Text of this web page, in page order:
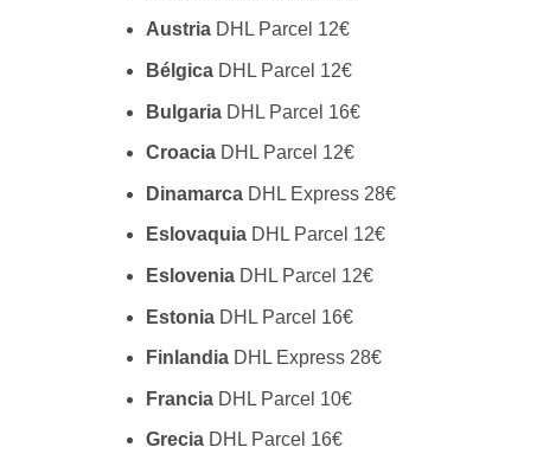
AustriaDHL Parcel 12€
BélgicaDHL Parcel 12€
BulgariaDHL Parcel 16€
CroaciaDHL Parcel 12€
DinamarcaDHL Express 28€
EslovaquiaDHL Parcel 12€
EsloveniaDHL Parcel 12€
EstoniaDHL Parcel 16€
FinlandiaDHL Express 28€
FranciaDHL Parcel 10€
GreciaDHL Parcel 16€